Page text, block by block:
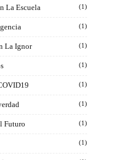
La Escuela (1)
(1)
La Ignor (1)
(1)
(1)
(1)
Futuro (1)
(1)